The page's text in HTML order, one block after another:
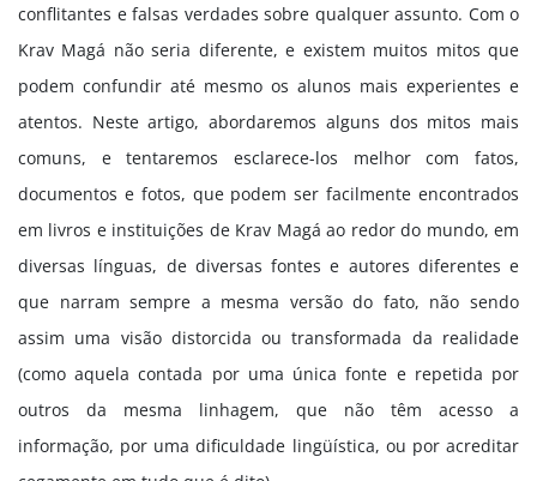
conflitantes e falsas verdades sobre qualquer assunto. Com o
Krav Magá não seria diferente, e existem muitos mitos que
podem confundir até mesmo os alunos mais experientes e
atentos. Neste artigo, abordaremos alguns dos mitos mais
comuns, e tentaremos esclarece-los melhor com fatos,
documentos e fotos, que podem ser facilmente encontrados
em livros e instituições de Krav Magá ao redor do mundo, em
diversas línguas, de diversas fontes e autores diferentes e
que narram sempre a mesma versão do fato, não sendo
assim uma visão distorcida ou transformada da realidade
(como aquela contada por uma única fonte e repetida por
outros da mesma linhagem, que não têm acesso a
informação, por uma dificuldade lingüística, ou por acreditar